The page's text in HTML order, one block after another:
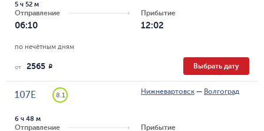
Отправление
06:10
5 ч 52 м
Прибытие
12:02
по нечётным дням
от 2565 R Выбрать дату
107Е 8.1 Нижневартовск — Волгоград
Отправление
6 ч 48 м
Прибытие